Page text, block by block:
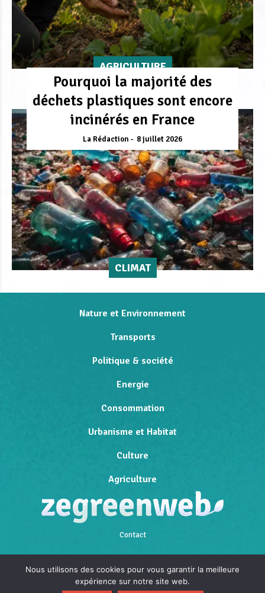
AGRICULTURE
Pourquoi la majorité des
déchets plastiques sont encore
incinérés en France
La Rédaction 8 juillet 2026
CLIMAT
Nature et Environnement
Transports
Politique & société
Energie
Consommation
Urbanisme et Habitat
Culture
Agriculture
Contact
Mentions légales
Nous utilisons des cookies pour vous garantir la meilleure
expérience sur notre site web.